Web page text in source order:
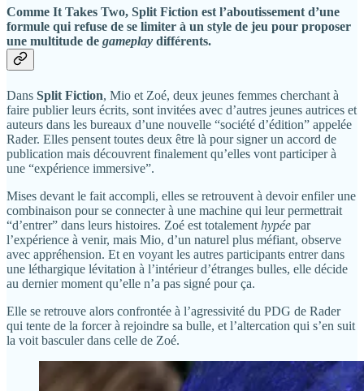
Comme It Takes Two, Split Fiction est l’aboutissement d’une
formule qui refuse de se limiter à un style de jeu pour proposer
une multitude de gameplay différents.
Dans Split Fiction, Mio et Zoé, deux jeunes femmes cherchant à
faire publier leurs écrits, sont invitées avec d’autres jeunes autrices et
auteurs dans les bureaux d’une nouvelle “société d’édition” appelée
Rader. Elles pensent toutes deux être là pour signer un accord de
publication mais découvrent finalement qu’elles vont participer à
une “expérience immersive”.
Mises devant le fait accompli, elles se retrouvent à devoir enfiler une
combinaison pour se connecter à une machine qui leur permettrait
“d’entrer” dans leurs histoires. Zoé est totalement hypée par
l’expérience à venir, mais Mio, d’un naturel plus méfiant, observe
avec appréhension. Et en voyant les autres participants entrer dans
une léthargique lévitation à l’intérieur d’étranges bulles, elle décide
au dernier moment qu’elle n’a pas signé pour ça.
Elle se retrouve alors confrontée à l’agressivité du PDG de Rader
qui tente de la forcer à rejoindre sa bulle, et l’altercation qui s’en suit
la voit basculer dans celle de Zoé.